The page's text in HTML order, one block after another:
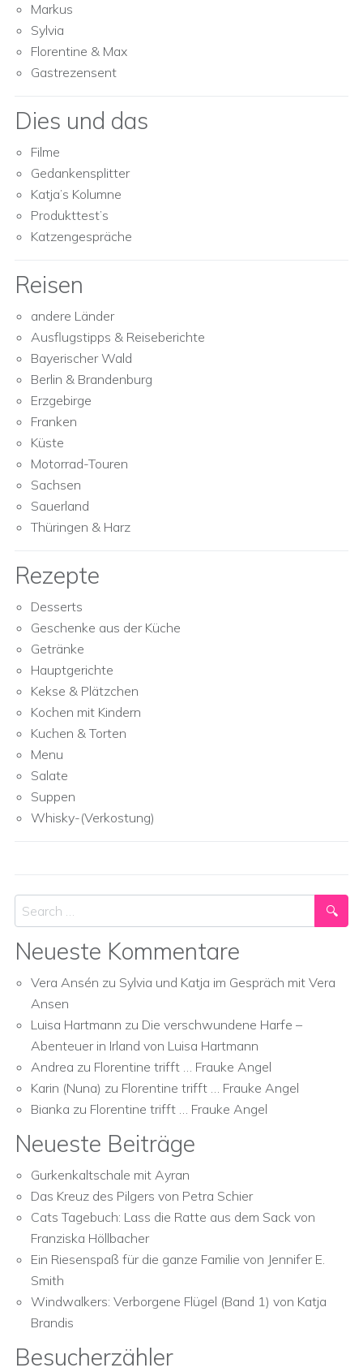
Markus
Sylvia
Florentine & Max
Gastrezensent
Dies und das
Filme
Gedankensplitter
Katja’s Kolumne
Produkttest’s
Katzengespräche
Reisen
andere Länder
Ausflugstipps & Reiseberichte
Bayerischer Wald
Berlin & Brandenburg
Erzgebirge
Franken
Küste
Motorrad-Touren
Sachsen
Sauerland
Thüringen & Harz
Rezepte
Desserts
Geschenke aus der Küche
Getränke
Hauptgerichte
Kekse & Plätzchen
Kochen mit Kindern
Kuchen & Torten
Menu
Salate
Suppen
Whisky-(Verkostung)
Search
Neueste Kommentare
Vera Ansén zu Sylvia und Katja im Gespräch mit Vera
Ansen
Luisa Hartmann zu Die verschwundene Harfe –
Abenteuer in Irland von Luisa Hartmann
Andrea zu Florentine trifft … Frauke Angel
Karin (Nuna) zu Florentine trifft … Frauke Angel
Bianka zu Florentine trifft … Frauke Angel
Neueste Beiträge
Gurkenkaltschale mit Ayran
Das Kreuz des Pilgers von Petra Schier
Cats Tagebuch: Lass die Ratte aus dem Sack von
Franziska Höllbacher
Ein Riesenspaß für die ganze Familie von Jennifer E.
Smith
Windwalkers: Verborgene Flügel (Band 1) von Katja
Brandis
Besucherzähler